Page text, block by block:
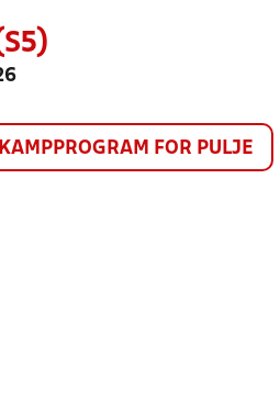
KAMPPROGRAM FOR PULJE